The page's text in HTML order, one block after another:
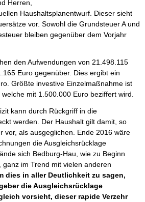
Herren,
Haushaltsplanentwurf. Dieser sieht
vor. Sowohl die Grundsteuer A und
bleiben gegenüber dem Vorjahr
den Aufwendungen von 21.498.115
Euro gegenüber. Dies ergibt ein
Größte investive Einzelmaßnahme ist
mit 1.500.000 Euro beziffert wird.
kann durch Rückgriff in die
werden. Der Haushalt gilt damit, so
vor, als ausgeglichen. Ende 2016 wäre
die Ausgleichsrücklage
sich Bedburg-Hau, wie zu Beginn
im Trend mit vielen anderen
dies in aller Deutlichkeit zu sagen,
die Ausgleichsrücklage
vorsieht, dieser rapide Verzehr